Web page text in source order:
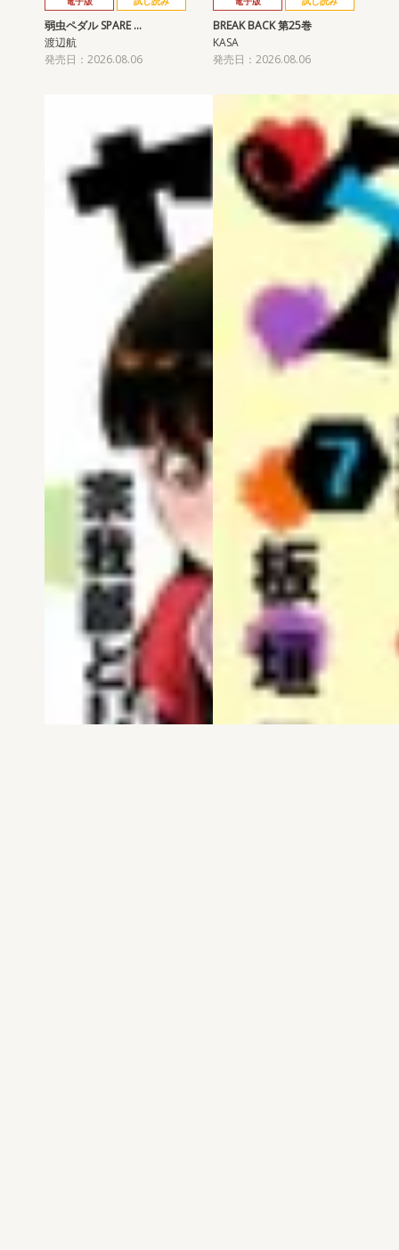
弱虫ペダル SPARE …
渡辺航
発売日：2026.08.06
BREAK BACK 第25巻
KASA
発売日：2026.08.06